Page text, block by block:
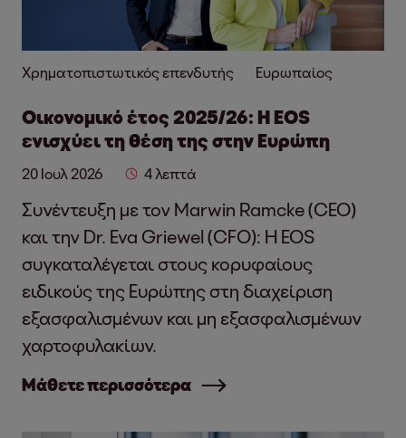
Χρηματοπιστωτικός επενδυτής Ευρωπαίος
Οικονομικό έτος 2025/26: Η EOS
ενισχύει τη θέση της στην Ευρώπη
20 Ιουλ 2026 4 λεπτά
Συνέντευξη με τον Marwin Ramcke (CEO)
και την Dr. Eva Griewel (CFO): Η EOS
συγκαταλέγεται στους κορυφαίους
ειδικούς της Ευρώπης στη διαχείριση
εξασφαλισμένων και μη εξασφαλισμένων
χαρτοφυλακίων.
Μάθετε περισσότερα